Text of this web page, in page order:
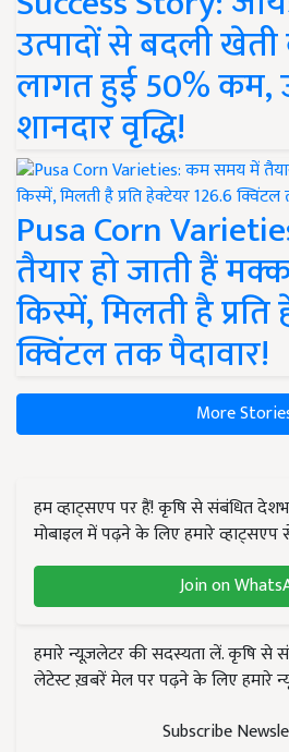
उत्पादों से बदली खेती
लागत हुई 50% कम,
शानदार वृद्धि!
Pusa Corn
तैयार हो जाती हैं
किस्में, मिलती है
क्विंटल तक पैदावार!
More
हम व्हाट्सएप पर हैं! कृषि से संबंधित
मोबाइल में पढ़ने के लिए हमारे व्हाट्सएप
Join on
हमारे न्यूज़लेटर की सदस्यता लें. कृषि से
लेटेस्ट ख़बरें मेल पर पढ़ने के लिए हमारे
Subscribe